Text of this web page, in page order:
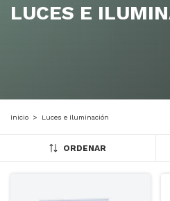
LUCES E
Inicio > Luces e Iluminación
ORDENAR